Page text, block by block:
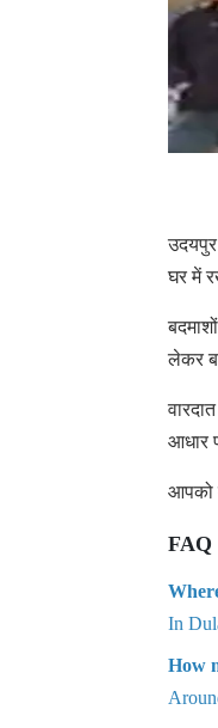
घर में
लेकर
आधार
आपको
FAQ
In
How